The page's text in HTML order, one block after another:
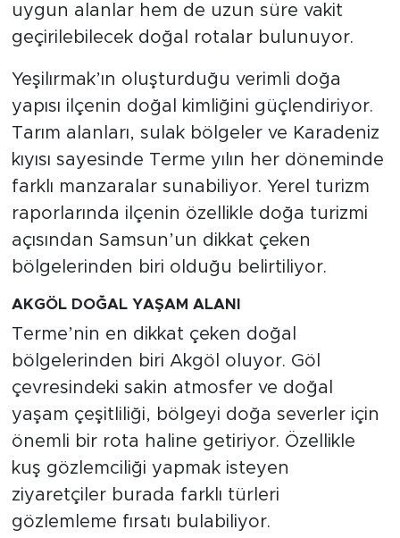
uygun alanlar hem de uzun süre vakit
geçirilebilecek doğal rotalar bulunuyor.
Yeşilırmak’ın oluşturduğu verimli doğa
yapısı ilçenin doğal kimliğini güçlendiriyor.
Tarım alanları, sulak bölgeler ve Karadeniz
kıyısı sayesinde Terme yılın her döneminde
farklı manzaralar sunabiliyor. Yerel turizm
raporlarında ilçenin özellikle doğa turizmi
açısından Samsun’un dikkat çeken
bölgelerinden biri olduğu belirtiliyor.
AKGÖL DOĞAL YAŞAM ALANI
Terme’nin en dikkat çeken doğal
bölgelerinden biri Akgöl oluyor. Göl
çevresindeki sakin atmosfer ve doğal
yaşam çeşitliliği, bölgeyi doğa severler için
önemli bir rota haline getiriyor. Özellikle
kuş gözlemciliği yapmak isteyen
ziyaretçiler burada farklı türleri
gözlemleme fırsatı bulabiliyor.